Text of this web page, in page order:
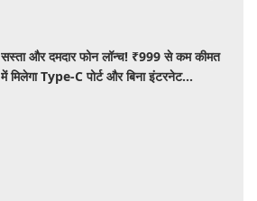
सस्ता और दमदार फोन लॉन्च! ₹999 से कम कीमत
में मिलेगा Type-C पोर्ट और बिना इंटरनेट